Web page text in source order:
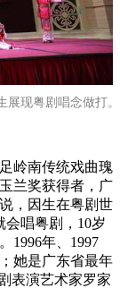
展现粤剧唱念做打
岭南传统戏曲瑰
兰奖获得者，广
，因生在粤剧世
唱粤剧，10岁
1996年、1997
她是广东省最年
表演艺术家罗家